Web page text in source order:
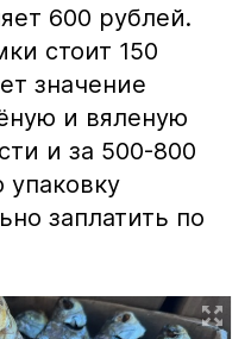
600 рублей.
стоит 150
значение
и вяленую
и за 500-800
упаковку
заплатить по